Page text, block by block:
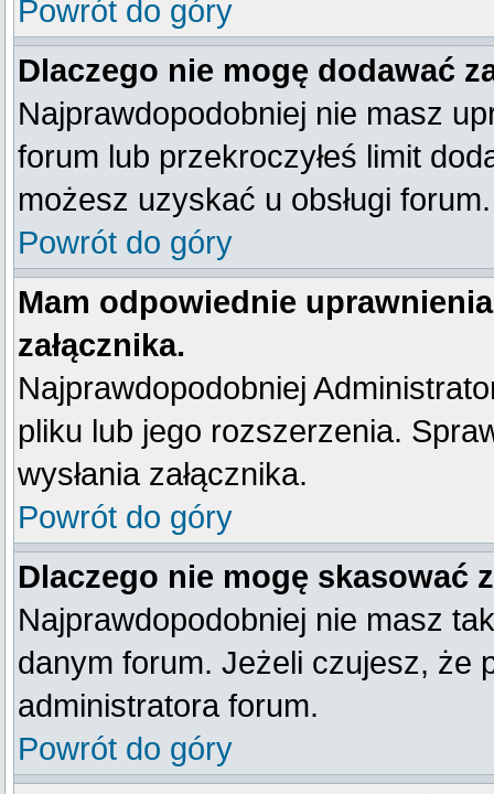
Powrót do góry
Dlaczego nie mogę dodawać
Najprawdopodobniej nie masz
forum lub przekroczyłeś limit
możesz uzyskać u obsługi forum.
Powrót do góry
Mam odpowiednie
załącznika.
Najprawdopodobniej
pliku lub jego rozszerzenia.
wysłania załącznika.
Powrót do góry
Dlaczego nie mogę skasować
Najprawdopodobniej nie masz
danym forum. Jeżeli czujesz, że
administratora forum.
Powrót do góry